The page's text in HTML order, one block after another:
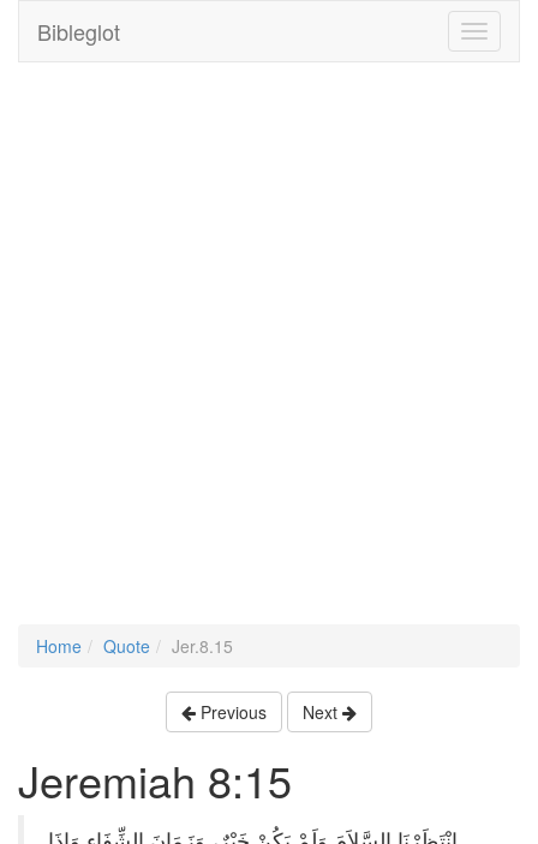
Toggle
Bibleglot
Home Quote Jer.8.15
Previous Next
Jeremiah 8:15